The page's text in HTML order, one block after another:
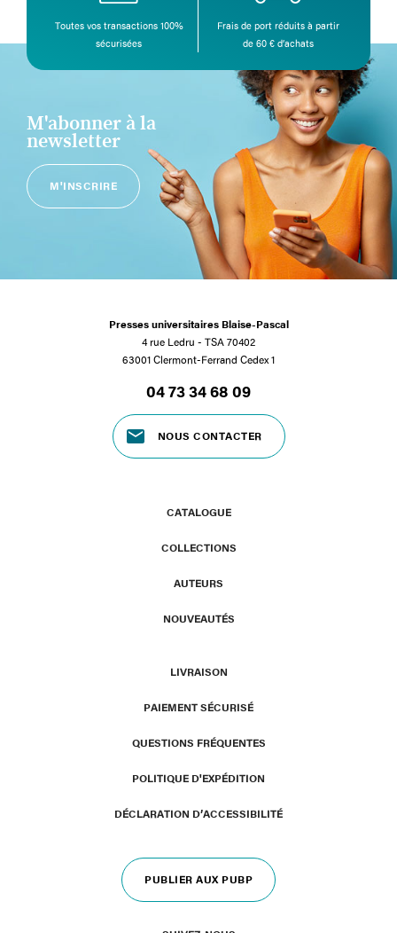
Toutes vos transactions 100%
sécurisées
Frais de port réduits à partir
de 60 € d’achats
M'abonner à la
newsletter
M'INSCRIRE
Presses universitaires Blaise-Pascal
4 rue Ledru - TSA 70402
63001 Clermont-Ferrand Cedex 1
04 73 34 68 09
NOUS CONTACTER
CATALOGUE
COLLECTIONS
AUTEURS
NOUVEAUTÉS
LIVRAISON
PAIEMENT SÉCURISÉ
QUESTIONS FRÉQUENTES
POLITIQUE D'EXPÉDITION
DÉCLARATION D’ACCESSIBILITÉ
PUBLIER AUX PUBP